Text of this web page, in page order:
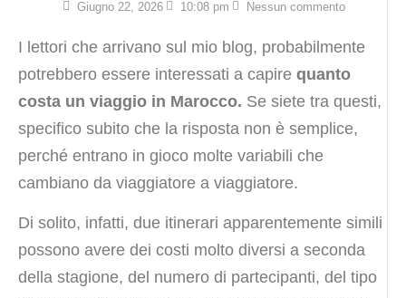
Giugno 22, 2026 10:08 pm Nessun commento
I lettori che arrivano sul mio blog, probabilmente
potrebbero essere interessati a capire quanto
costa un viaggio in Marocco. Se siete tra questi,
specifico subito che la risposta non è semplice,
perché entrano in gioco molte variabili che
cambiano da viaggiatore a viaggiatore.
Di solito, infatti, due itinerari apparentemente simili
possono avere dei costi molto diversi a seconda
della stagione, del numero di partecipanti, del tipo